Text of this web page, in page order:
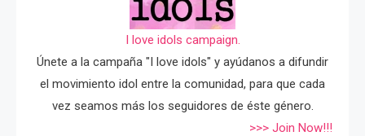
I love idols campaign.
Únete a la campaña "I love idols" y ayúdanos a difundir
el movimiento idol entre la comunidad, para que cada
vez seamos más los seguidores de éste género.
>>> Join Now!!!